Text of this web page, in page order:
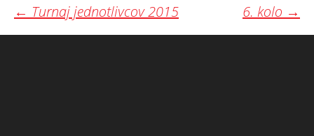
Post
← Turnaj jednotlivcov 2015 6. kolo →